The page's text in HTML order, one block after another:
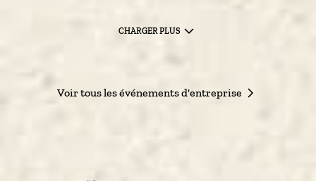
CHARGER PLUS
Voir tous les événements d'entreprise